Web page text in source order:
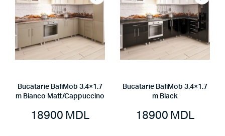
Bucatarie BafiMob 3.4×1.7
m Bianco Matt/Cappuccino
18900 MDL
Bucatarie BafiMob 3.4×1.7
m Black
18900 MDL